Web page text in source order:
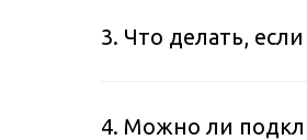
3. Что делать,
4. Можно ли